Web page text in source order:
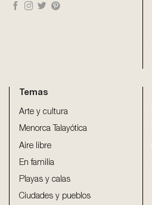
Temas
Arte y cultura
Menorca Talayótica
Aire libre
En familia
Playas y calas
Ciudades y pueblos